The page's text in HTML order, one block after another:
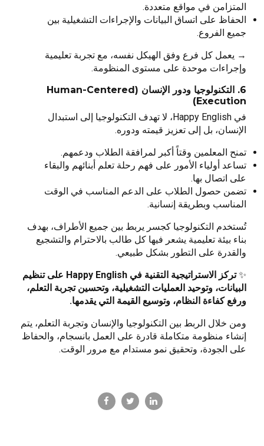
المتزامن في مواقع متعددة.
الحفاظ على اتساق البيانات والإجراءات التشغيلية بين
جميع الفروع.
→ يعمل كل فرع وفق الهيكل نفسه، مع تجربة تعليمية
وإجراءات موحدة على مستوى المنظومة.
6. التكنولوجيا ودور الإنسان (Human-Centered
Execution)
في Happy English، لا تهدف التكنولوجيا إلى استبدال
الإنسان، بل إلى تعزيز قيمته ودوره.
تمنح المعلمين وقتاً أكبر لمرافقة الطلاب ودعمهم.
تساعد أولياء الأمور على فهم رحلة تعلم أبنائهم والبقاء
على اتصال بها.
تضمن حصول الطلاب على الدعم المناسب في الوقت
المناسب وبطريقة إنسانية.
تُستخدم التكنولوجيا كجسر يربط بين جميع الأطراف، بهدف
بناء بيئة تعليمية يشعر فيها كل طالب بالاحترام والتشجيع
والقدرة على التطور بشكل طبيعي.
✨
تركز الاستراتيجية التقنية في Happy English على تنظيم
البيانات، وتوحيد العمليات التشغيلية، وتحسين تجربة التعلم،
ورفع كفاءة النظام، وتوسيع القيمة التي يقدمها.
ومن خلال الربط بين التكنولوجيا والإنسان وتجربة التعلم، يتم
إنشاء منظومة متكاملة قادرة على العمل بانسجام، والحفاظ
على الجودة، وتحقيق نمو مستدام مع مرور الوقت.